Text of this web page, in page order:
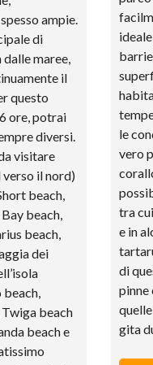
ampie.
di
maree,
il
questo
ore, potrai
diversi.
visitare
verso il nord)
beach,
beach,
beach,
dei
beach
beach e
le
vero
tra
e in
di
pinne
gita